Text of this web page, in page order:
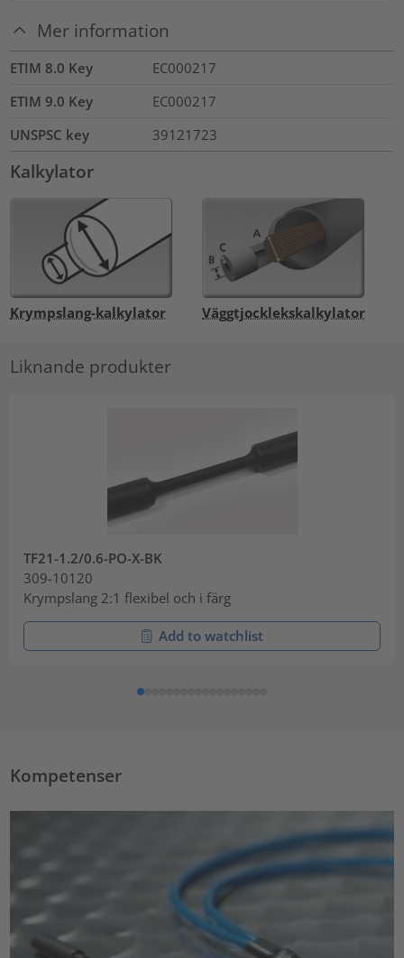
Mer information
ETIM 8.0 Key
EC000217
ETIM 9.0 Key
EC000217
UNSPSC key
39121723
Kalkylator
Krympslang-kalkylator Väggtjocklekskalkylator
Liknande produkter
TF21-1.2/0.6-PO-X-BK
309-10120
Krympslang 2:1 flexibel och i färg
Add to watchlist
Kompetenser